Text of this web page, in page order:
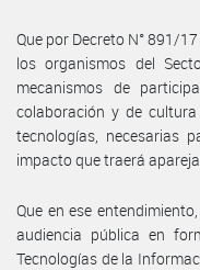
Que por Decreto N° 891/
los organismos del
mecanismos de
colaboración y de
tecnologías, necesarias
impacto que traerá
Que en ese
audiencia pública en
Tecnologías de la